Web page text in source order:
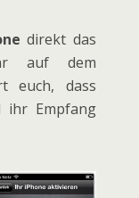
direkt das
auf dem
euch, dass
ihr Empfang